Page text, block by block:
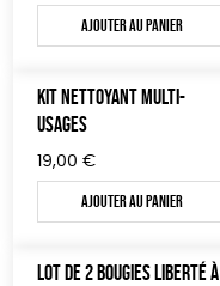
Ajouter au panier
KIT NETTOYANT MULTI-
USAGES
19,00 €
Ajouter au panier
LOT DE 2 BOUGIES LIBERTÉ À